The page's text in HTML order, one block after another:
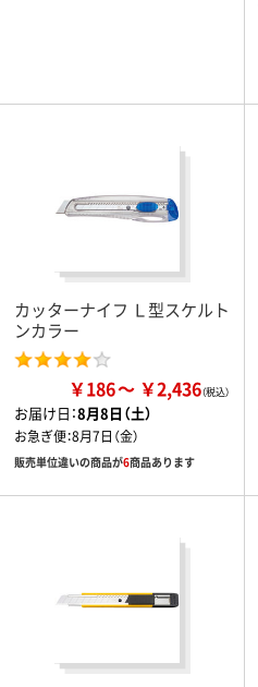
カッターナイフ Ｌ型スケルト
ンカラー
￥186 ￥2,436
お届け日：8月8日（土）
お急ぎ便：8月7日（金）
販売単位違いの商品が6商品あります